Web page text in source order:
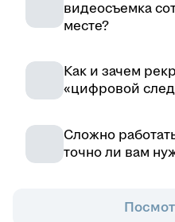
видеосъемка
месте?
Как и зачем
«цифровой
Сложно
точно ли вам